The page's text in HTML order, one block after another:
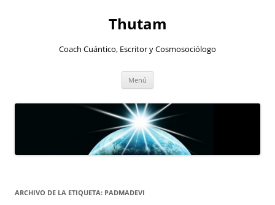
Thutam
Coach Cuántico, Escritor y Cosmosociólogo
Menú
ARCHIVO DE LA ETIQUETA: PADMADEVI